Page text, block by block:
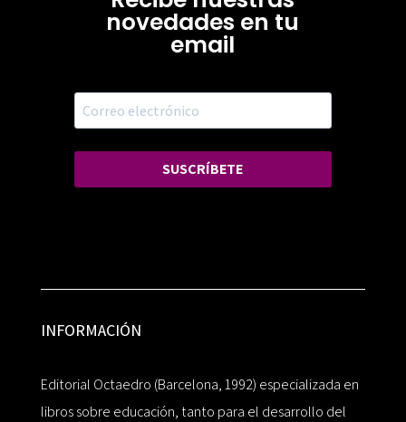
novedades en tu
email
SUSCRÍBETE
INFORMACIÓN
Editorial Octaedro (Barcelona, 1992) especializada en
libros sobre educación, tanto para el desarrollo del